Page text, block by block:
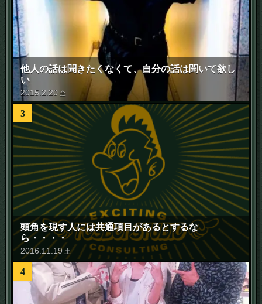
他人の話は聞きたくなくて、自分の話は聞いて欲し
い
2015 2 20 金
3
頭角を現す人には共通項目があるとするな
ら・・・・
2016 11 19 土
4